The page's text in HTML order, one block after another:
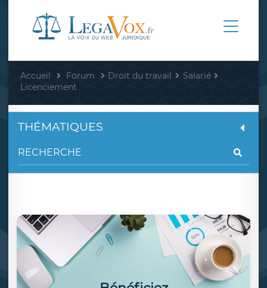
Accueil Forum Droit du travail
Salarié
Licenciement
THÉMATIQUES